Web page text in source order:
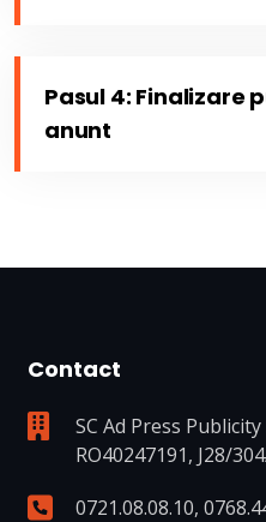
Pasul 4: Finalizare
anunt
Contact
SC Ad Press Publicity
RO40247191, J28/
0721.08.08.10,